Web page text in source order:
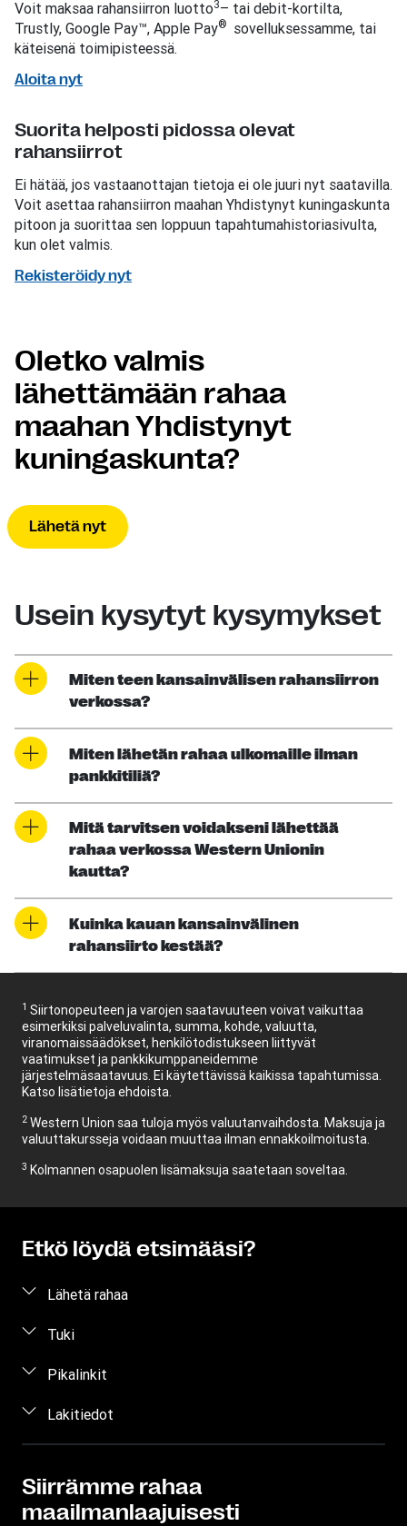
Voit maksaa rahansiirron luotto3– tai debit-kortilta,
Trustly, Google Pay™, Apple Pay® sovelluksessamme, tai
käteisenä toimipisteessä.
Aloita nyt
Suorita helposti pidossa olevat
rahansiirrot
Ei hätää, jos vastaanottajan tietoja ei ole juuri nyt saatavilla.
Voit asettaa rahansiirron maahan Yhdistynyt kuningaskunta
pitoon ja suorittaa sen loppuun tapahtumahistoriasivulta,
kun olet valmis.
Rekisteröidy nyt
Oletko valmis
lähettämään rahaa
maahan Yhdistynyt
kuningaskunta?
Lähetä nyt
Usein kysytyt kysymykset
Miten teen kansainvälisen rahansiirron
verkossa?
Miten lähetän rahaa ulkomaille ilman
pankkitiliä?
Mitä tarvitsen voidakseni lähettää
rahaa verkossa Western Unionin
kautta?
Kuinka kauan kansainvälinen
rahansiirto kestää?
1 Siirtonopeuteen ja varojen saatavuuteen voivat vaikuttaa
esimerkiksi palveluvalinta, summa, kohde, valuutta,
viranomaissäädökset, henkilötodistukseen liittyvät
vaatimukset ja pankkikumppaneidemme
järjestelmäsaatavuus. Ei käytettävissä kaikissa tapahtumissa.
Katso lisätietoja ehdoista.
2 Western Union saa tuloja myös valuutanvaihdosta. Maksuja ja
valuuttakursseja voidaan muuttaa ilman ennakkoilmoitusta.
3 Kolmannen osapuolen lisämaksuja saatetaan soveltaa.
Etkö löydä etsimääsi?
Lähetä rahaa
Lähetä rahaa verkossa
Seuraa rahansiirtoa
Etsi toimipiste
Lataa sovellus
Tuki
Asiakastuki
Pikalinkit
Kirjaudu sisään / rekisteröidy
Ryhdy edustajaksi
Lakitiedot
Tietosuojalausunto
Ehdot
Siirrämme rahaa
maailmanlaajuisesti